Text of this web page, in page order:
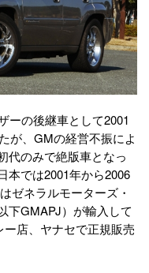
ーの後継車として2001
が、GMの経営不振によ
代のみで絶版車となっ
本では2001年から2006
ゼネラルモーターズ・
下GMAPJ）が輸入して
店、ヤナセで正規販売